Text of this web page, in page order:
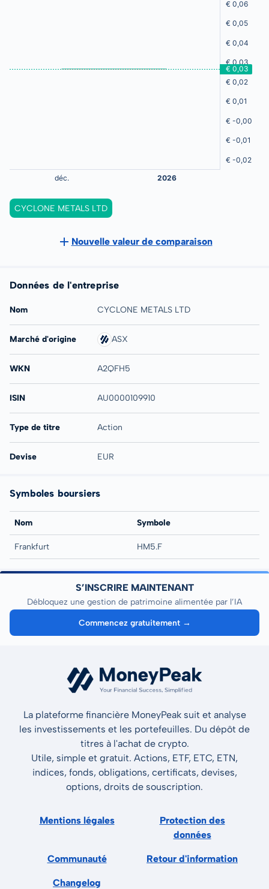
CYCLONE METALS LTD
Nouvelle valeur de comparaison
Données de l'entreprise
Nom CYCLONE METALS LTD
Marché d'origine ASX
WKN A2QFH5
ISIN AU0000109910
Type de titre Action
Devise EUR
Symboles boursiers
Nom Symbole
Frankfurt HM5.F
S’INSCRIRE MAINTENANT
Débloquez une gestion de patrimoine alimentée par l’IA
Commencez gratuitement →
La plateforme financière MoneyPeak suit et analyse
les investissements et les portefeuilles. Du dépôt de
titres à l'achat de crypto.
Utile, simple et gratuit. Actions, ETF, ETC, ETN,
indices, fonds, obligations, certificats, devises,
options, droits de souscription.
Mentions légales
Protection des
données
Communauté Retour d'information
Changelog